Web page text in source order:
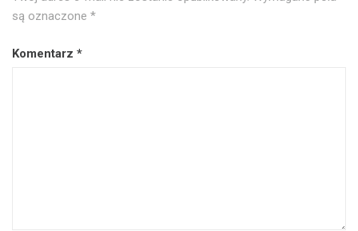
są oznaczone *
Komentarz *